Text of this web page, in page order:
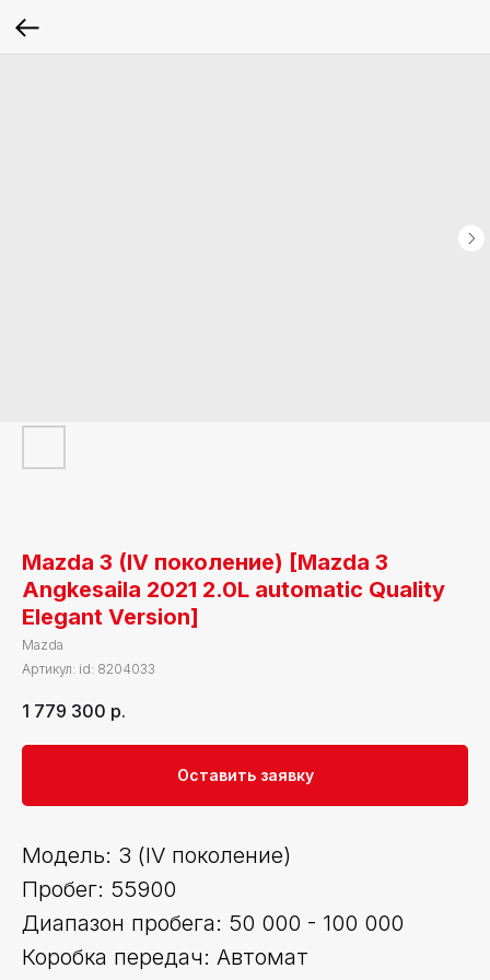
Mazda 3 (IV поколение) [Mazda 3
Angkesaila 2021 2.0L automatic Quality
Elegant Version]
Mazda
Артикул: id: 8204033
1 779 300 р.
Оставить заявку
Модель: 3 (IV поколение)
Пробег: 55900
Диапазон пробега: 50 000 - 100 000
Коробка передач: Автомат